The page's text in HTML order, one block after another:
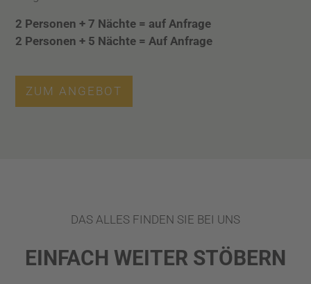
2 Personen + 7 Nächte = auf Anfrage
2 Personen + 5 Nächte = Auf Anfrage
ZUM ANGEBOT
DAS ALLES FINDEN SIE BEI UNS
EINFACH WEITER STÖBERN